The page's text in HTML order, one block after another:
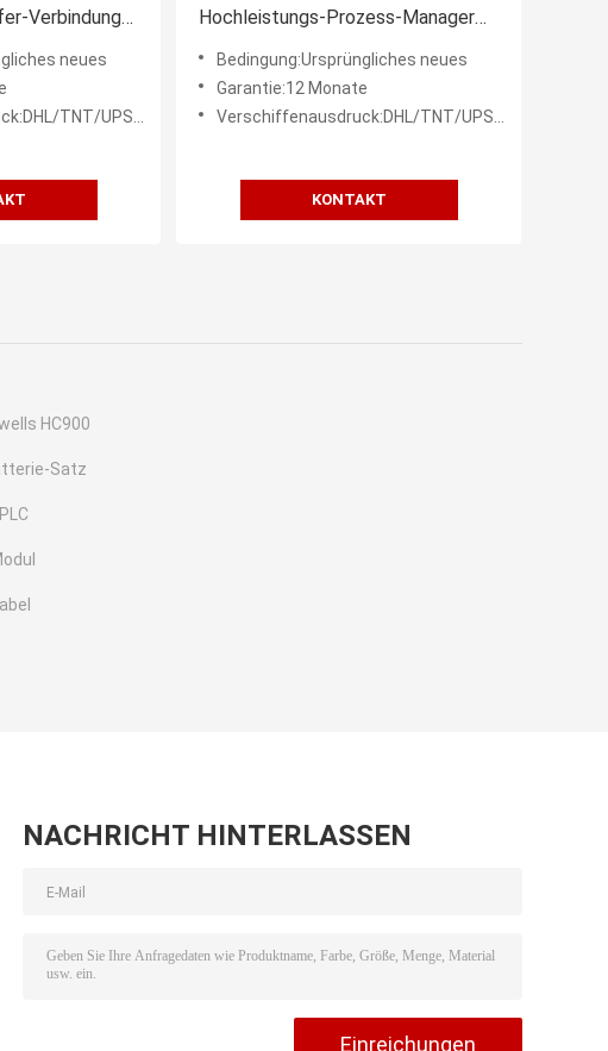
Verbindungs-
neues
TNT/UPS/FEDEX etc.
Hochleistungs-Prozess-Manager
Comm-Prüfer
Bedingung:Ursprüngliches neues
Garantie:12 Monate
Verschiffenausdruck:DHL/TNT/UPS/FEDEX etc.
KONTAKT
HC900
Satz
NACHRICHT HINTERLASSEN